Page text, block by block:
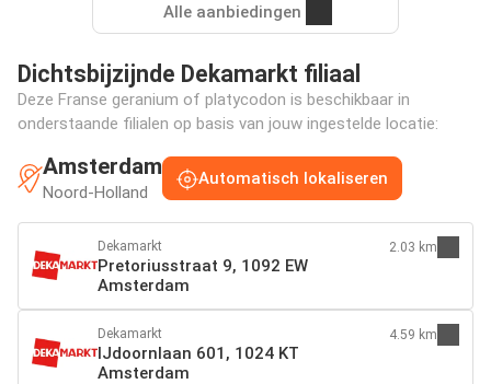
Alle aanbiedingen
Dichtsbijzijnde Dekamarkt filiaal
Deze Franse geranium of platycodon is beschikbaar in
onderstaande filialen op basis van jouw ingestelde locatie:
Amsterdam
Noord-Holland
Automatisch lokaliseren
Dekamarkt
Pretoriusstraat 9, 1092 EW
Amsterdam
2.03 km
Dekamarkt
IJdoornlaan 601, 1024 KT
Amsterdam
4.59 km